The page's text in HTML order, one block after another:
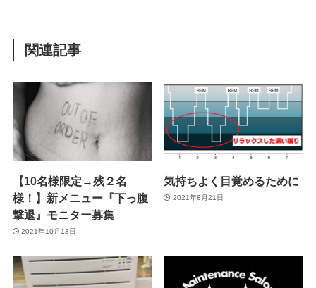
関連記事
【10名様限定→残２名
様！】新メニュー『下っ腹
撃退』モニター募集
2021年10月13日
気持ちよく目覚めるために
2021年8月21日